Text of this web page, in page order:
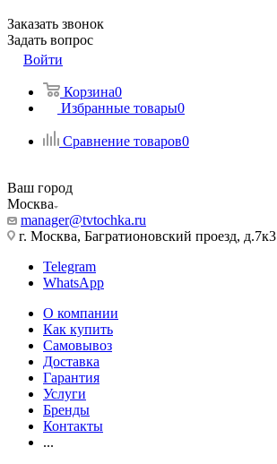
Заказать звонок
Задать вопрос
Войти
Корзина0
Избранные товары0
Сравнение товаров0
Ваш город
Москва
manager@tvtochka.ru
г. Москва, Багратионовский проезд, д.7к3
Telegram
WhatsApp
О компании
Как купить
Самовывоз
Доставка
Гарантия
Услуги
Бренды
Контакты
...